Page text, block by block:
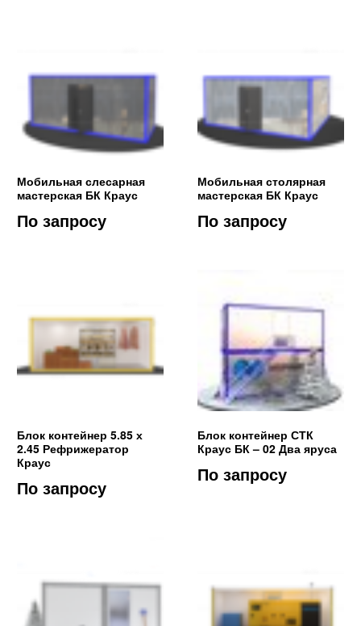
Мобильная слесарная
мастерская БК Краус
По запросу
Мобильная столярная
мастерская БК Краус
По запросу
Блок контейнер 5.85 х
2.45 Рефрижератор
Краус
По запросу
Блок контейнер СТК
Краус БК – 02 Два яруса
По запросу